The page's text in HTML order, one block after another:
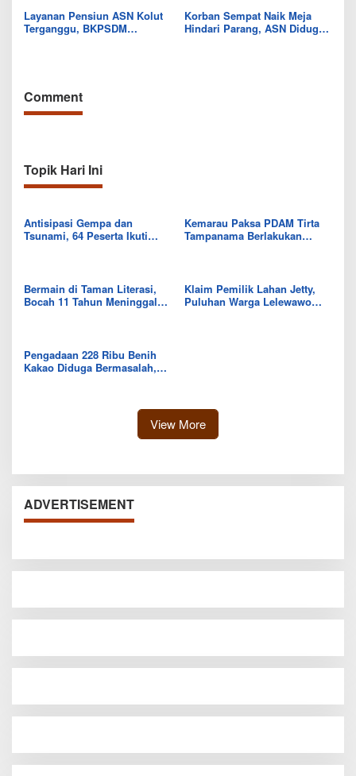
Layanan Pensiun ASN Kolut
Terganggu, BKPSDM
Korban Sempat Naik Meja
Hindari Parang, ASN Diduga
Comment
Topik Hari Ini
Antisipasi Gempa dan
Tsunami, 64 Peserta Ikuti
Kemarau Paksa PDAM Tirta
Tampanama Berlakukan
Bermain di Taman Literasi,
Bocah 11 Tahun Meninggal
Klaim Pemilik Lahan Jetty,
Puluhan Warga Lelewawo
Pengadaan 228 Ribu Benih
Kakao Diduga Bermasalah,
View More
ADVERTISEMENT